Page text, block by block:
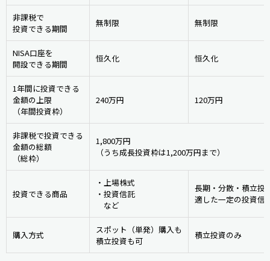
非課税で
投資できる期間
無制限 無制限
NISA口座を
開設できる期間
恒久化 恒久化
1年間に投資できる
金額の上限
（年間投資枠）
240万円 120万円
非課税で投資できる
金額の総額
（総枠）
1,800万円
（うち成長投資枠は1,200万円まで）
投資できる商品
・上場株式
・投資信託
など
長期・分散・積立投
適した一定の投資信
購入方式
スポット（単発）購入も
積立投資も可
積立投資のみ